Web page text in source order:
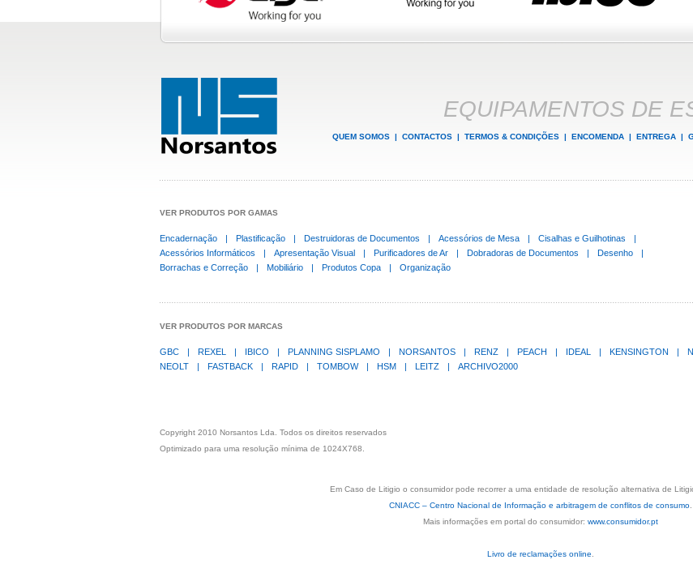
EQUIPAMENTOS DE
QUEM SOMOS | CONTACTOS | TERMOS & CONDIÇÕES | ENCOMENDA | ENTREGA |
VER PRODUTOS POR GAMAS
Encadernação | Plastificação | Destruidoras de Documentos | Acessórios de Mesa | Cisalhas e Guilhotinas
|
Acessórios Informáticos
| Apresentação Visual | Purificadores de Ar | Dobradoras de Documentos | Desenho
|
Borrachas e Correção
| Mobiliário | Produtos Copa | Organização
VER PRODUTOS POR MARCAS
GBC | REXEL | IBICO | PLANNING SISPLAMO | NORSANTOS | RENZ | PEACH | IDEAL | KENSINGTON |
NEOLT
| FASTBACK | RAPID | TOMBOW | HSM | LEITZ | ARCHIVO2000
Copyright 2010 Norsantos Lda. Todos os direitos reservados
Optimizado para uma resolução mínima de 1024X768.
Em Caso de Litigio o consumidor pode recorrer a uma entidade de resolução alternativa de
CNIACC – Centro Nacional de Informação e arbitragem de conflitos de consumo
Mais informações em portal do consumidor: www.consumidor.pt
Livro de reclamações online